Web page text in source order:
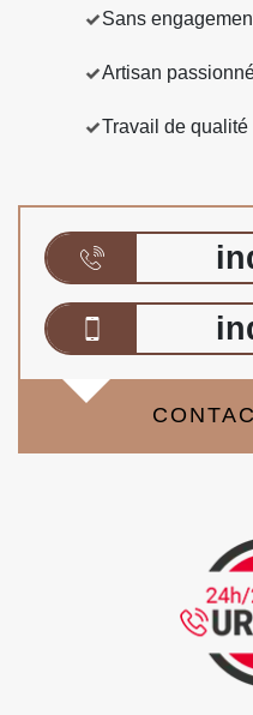
Sans
Artisan
Travail de qualité